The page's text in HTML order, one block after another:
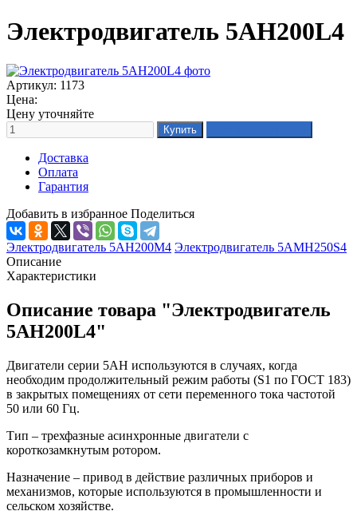
Электродвигатель 5АН200L4
Артикул: 1173
Цена:
Цену уточняйте
Доставка
Оплата
Гарантия
Добавить в избранное Поделиться
Электродвигатель 5АН200М4 Электродвигатель 5АМН250S4
Описание
Характеристики
Описание товара "Электродвигатель
5АН200L4"
Двигатели серии 5АН используются в случаях, когда
необходим продолжительный режим работы (S1 по ГОСТ 183)
в закрытых помещениях от сети переменного тока частотой
50 или 60 Гц.
Тип – трехфазные асинхронные двигатели с
короткозамкнутым ротором.
Назначение – привод в действие различных приборов и
механизмов, которые используются в промышленности и
сельском хозяйстве.